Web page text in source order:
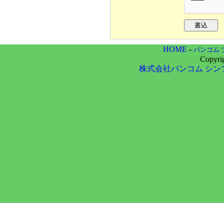
HOME - バンコム
株式会社バンコム シン